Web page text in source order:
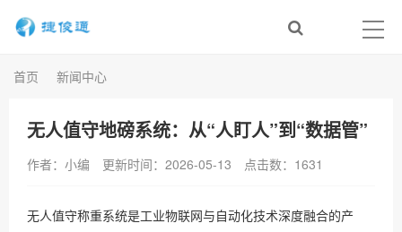
首页 新闻中心
无人值守地磅系统：从“人盯人”到“数据管”
作者：小编 更新时间：2026-05-13 点击数： 1631
无人值守称重系统是工业物联网与自动化技术深度融合的产